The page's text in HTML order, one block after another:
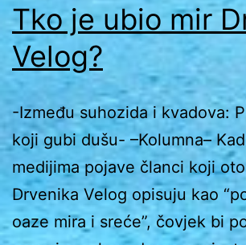
Tko je ubio mir
Velog?
-Između suhozida i kvadova:
koji gubi dušu- –Kolumna–
medijima pojave članci koji
Drvenika Velog opisuju kao
oaze mira i sreće”, čovjek bi